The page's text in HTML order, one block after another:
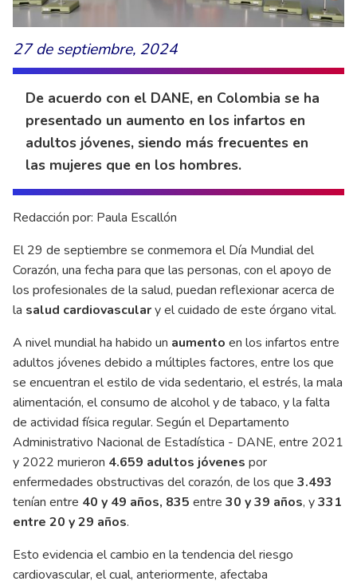
27 de septiembre, 2024
De acuerdo con el DANE, en Colombia se ha
presentado un aumento en los infartos en
adultos jóvenes, siendo más frecuentes en
las mujeres que en los hombres.
Redacción por: Paula Escallón
El 29 de septiembre se conmemora el Día Mundial del
Corazón, una fecha para que las personas, con el apoyo de
los profesionales de la salud, puedan reflexionar acerca de
la salud cardiovasculary el cuidado de este órgano vital.
A nivel mundial ha habido un aumento en los infartos entre
adultos jóvenes debido a múltiples factores, entre los que
se encuentran el estilo de vida sedentario, el estrés, la mala
alimentación, el consumo de alcohol y de tabaco, y la falta
de actividad física regular. Según el Departamento
Administrativo Nacional de Estadística - DANE, entre 2021
y 2022 murieron 4.659 adultos jóvenes por
enfermedades obstructivas del corazón, de los que 3.493
tenían entre 40 y 49 años, 835 entre 30 y 39 años, y331
entre 20 y 29 años.
Esto evidencia el cambio en la tendencia del riesgo
cardiovascular, el cual, anteriormente, afectaba